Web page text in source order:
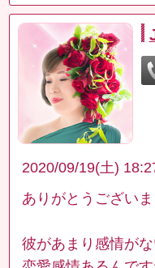
2020/09/19(土)
ありがとうござい
彼があまり感情が